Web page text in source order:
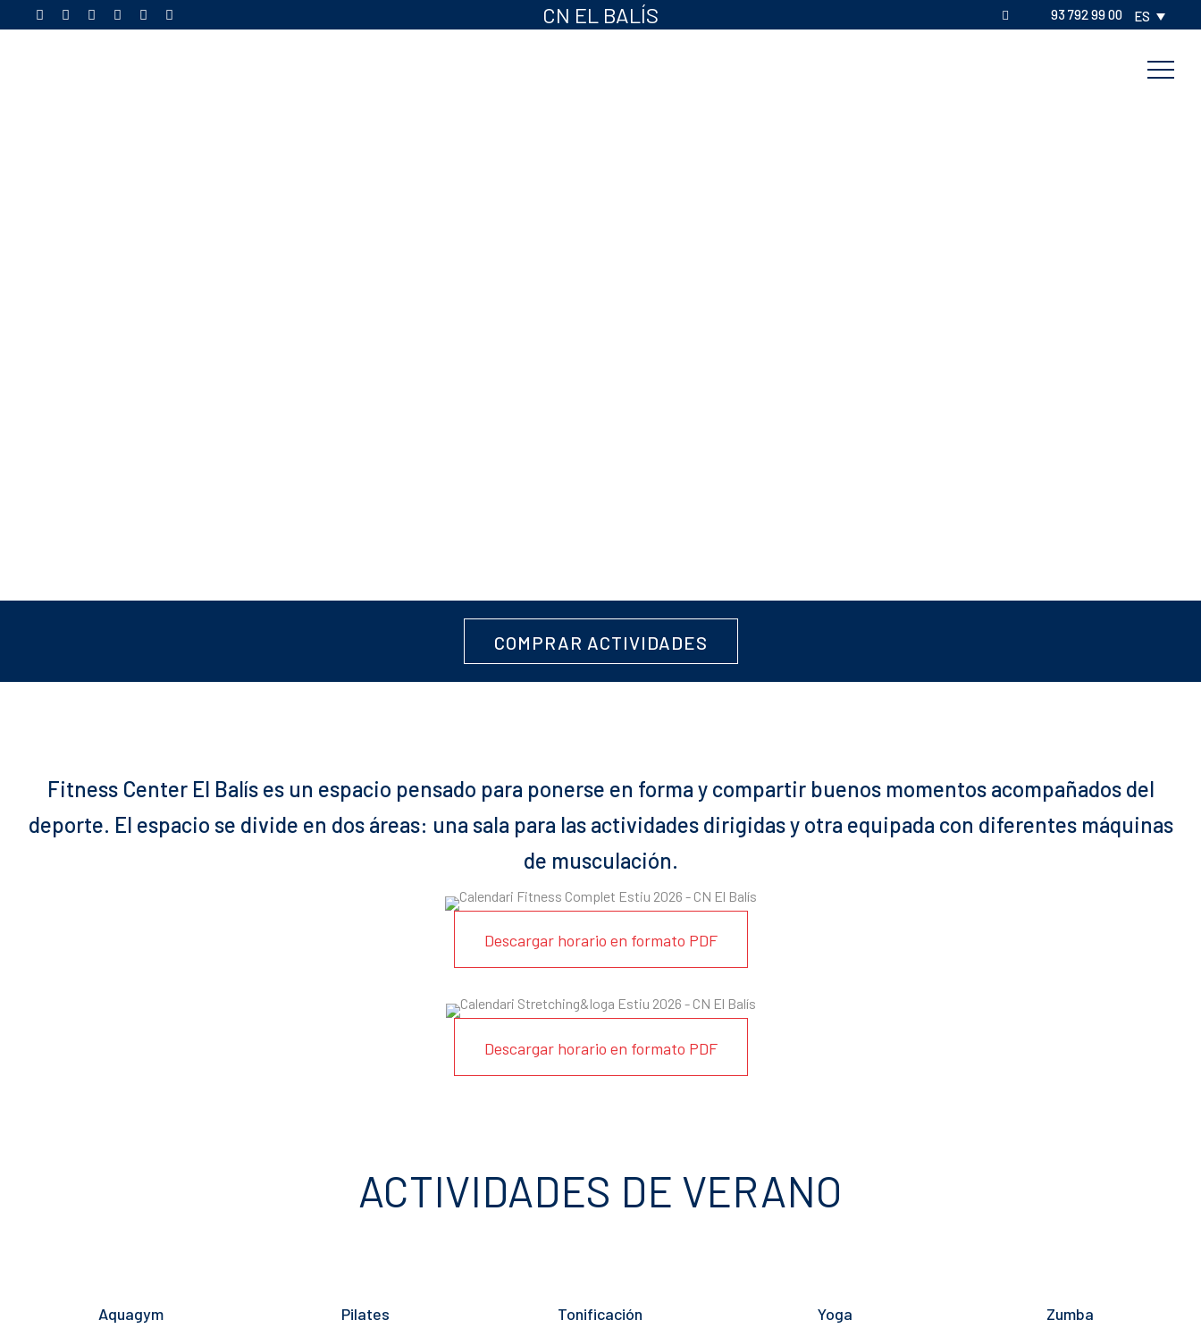
CN EL BALÍS 93 792 99 00 ES
COMPRAR ACTIVIDADES
Fitness Center El Balís es un espacio pensado para ponerse en forma y compartir buenos momentos acompañados del
deporte. El espacio se divide en dos áreas: una sala para las actividades dirigidas y otra equipada con diferentes máquinas
de musculación.
Descargar horario en formato PDF
Descargar horario en formato PDF
ACTIVIDADES DE VERANO
Aquagym Pilates Tonificación Yoga Zumba